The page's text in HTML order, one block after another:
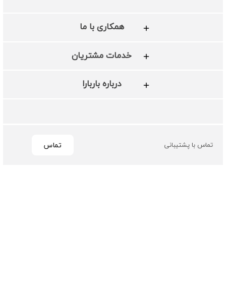
همکاری با ما
خدمات مشتریان
درباره باربارا
تماس با پشتیبانی تماس